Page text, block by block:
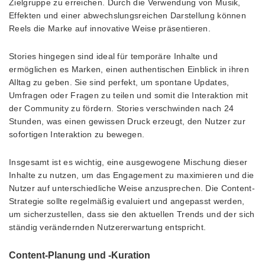
Zielgruppe zu erreichen. Durch die Verwendung von Musik,
Effekten und einer abwechslungsreichen Darstellung können
Reels die Marke auf innovative Weise präsentieren.
Stories hingegen sind ideal für temporäre Inhalte und
ermöglichen es Marken, einen authentischen Einblick in ihren
Alltag zu geben. Sie sind perfekt, um spontane Updates,
Umfragen oder Fragen zu teilen und somit die Interaktion mit
der Community zu fördern. Stories verschwinden nach 24
Stunden, was einen gewissen Druck erzeugt, den Nutzer zur
sofortigen Interaktion zu bewegen.
Insgesamt ist es wichtig, eine ausgewogene Mischung dieser
Inhalte zu nutzen, um das Engagement zu maximieren und die
Nutzer auf unterschiedliche Weise anzusprechen. Die Content-
Strategie sollte regelmäßig evaluiert und angepasst werden,
um sicherzustellen, dass sie den aktuellen Trends und der sich
ständig verändernden Nutzererwartung entspricht.
Content-Planung und -Kuration